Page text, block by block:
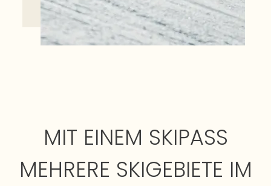
MIT EINEM SKIPASS
MEHRERE SKIGEBIETE IM